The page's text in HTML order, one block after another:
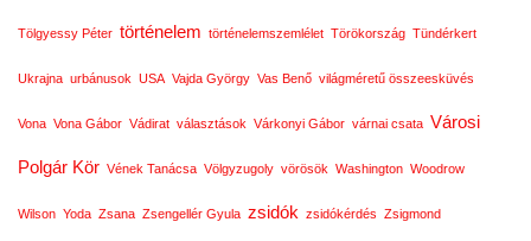
Tölgyessy Péter történelem történelemszemlélet Törökország Tündérkert
Ukrajna urbánusok USA Vajda György Vas Benő világméretű összeesküvés
Vona Vona Gábor Vádirat választások Várkonyi Gábor várnai csata Városi
Polgár Kör Vének Tanácsa Völgyzugoly vörösök Washington Woodrow
Wilson Yoda Zsana Zsengellér Gyula zsidók zsidókérdés Zsigmond